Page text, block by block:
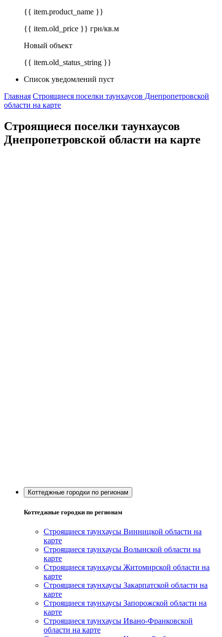
{{ item.product_name }}
{{ item.old_price }} грн/кв.м
Новый объект
{{ item.old_status_string }}
Список уведомлений пуст
Главная Строящиеся поселки таунхаусов Днепропетровской
области на карте
Строящиеся поселки таунхаусов
Днепропетровской области на карте
Коттеджные городки по регионам
Коттеджные городки по регионам
Строящиеся таунхаусы Винницкой области на
карте
Строящиеся таунхаусы Волынской области на
карте
Строящиеся таунхаусы Житомирской области на
карте
Строящиеся таунхаусы Закарпатской области на
карте
Строящиеся таунхаусы Запорожской области на
карте
Строящиеся таунхаусы Ивано-Франковской
области на карте